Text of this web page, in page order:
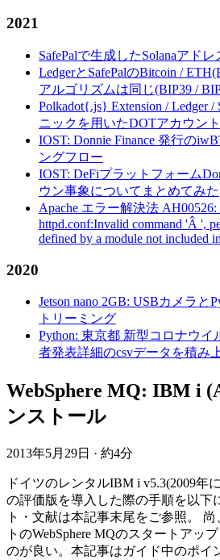
2021
SafePalで生成したSolanaアド
LedgerとSafePalのBitcoin /
アルゴリズムは同じ(BIP39 /
Polkadot{.js} Extension / Ledger
ニックを用いたDOTアカウン
IOST: Donnie Finance 発行の
ングフロー
IOST: DeFiプラットフォーム
ウン事象についてまとめてみた
Apache エラー解決法 AH00526:
httpd.conf:Invalid command 'Â ',
defined by a module not included
2020
Jetson nano 2GB: USBカメラと
トリーミング
Python: 東京都 新型コロナウイ
者発表詳細のcsvデータを積み
WebSphere MQ: IBM i
ンストール
2013年5月29日 · 約4分
ドイツのレンタルIBM i v5.3(2009年
の評価版を導入した際の手順を以下
ト・文献は本記事末尾をご参照。
トのWebSphere MQのスタートアッ
のが良い。本記事はガイド中のポイ